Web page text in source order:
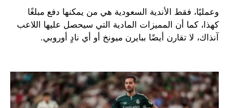
وعمليًا، فقط الأندية السعودية هي من يمكنها دفع مبلغًا
كهذا، كما أن المميزات المادية التي سيحصل عليها اللاعب
آنذاك، لا تقارن أيضًا ببايرن ميونخ أو أي نادٍ أوروبي.